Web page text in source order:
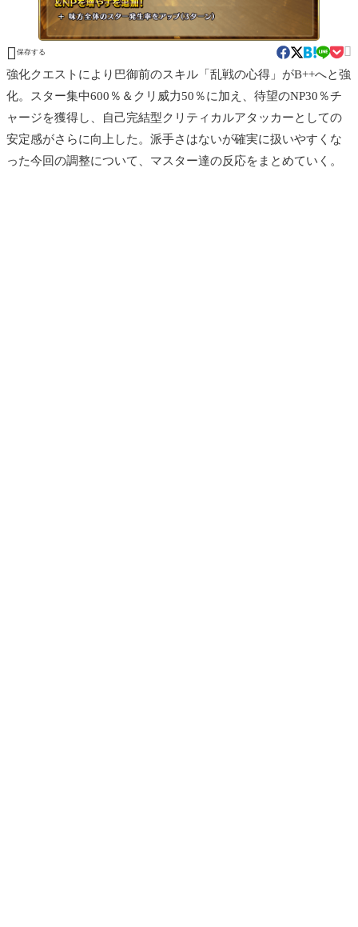
 保存する 
強化クエストにより巴御前のスキル「乱戦の心得」がB++へと強
化。スター集中600％＆クリ威力50％に加え、待望のNP30％チ
ャージを獲得し、自己完結型クリティカルアタッカーとしての
安定感がさらに向上した。派手さはないが確実に扱いやすくな
った今回の調整について、マスター達の反応をまとめていく。